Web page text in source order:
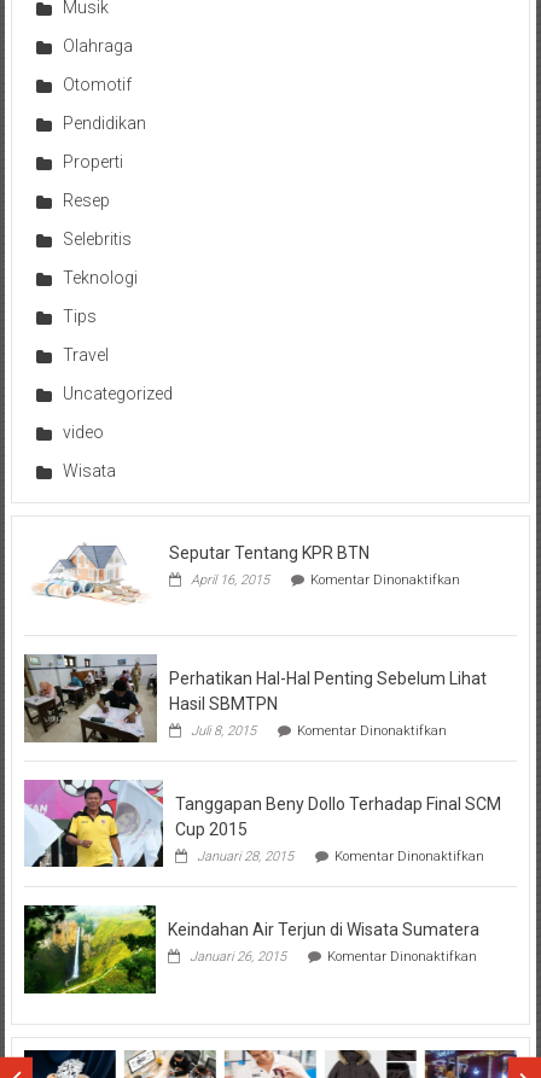
Musik
Olahraga
Otomotif
Pendidikan
Properti
Resep
Selebritis
Teknologi
Tips
Travel
Uncategorized
video
Wisata
Seputar Tentang KPR BTN
April 16, 2015 Komentar Dinonaktifkanpada
KPR
Perhatikan Hal-Hal Penting Sebelum Lihat
Hasil SBMTPN
Juli 8, 2015 Komentar Dinonaktifkanpada
Hal-
Penting
Hasil
Tanggapan Beny Dollo Terhadap Final SCM
Cup 2015
Januari 28, 2015 Komentar Dinonaktifkanpada
Beny
Keindahan Air Terjun di Wisata Sumatera
Januari 26, 2015 Komentar Dinonaktifkanpada
di
Wisata
Sumatera